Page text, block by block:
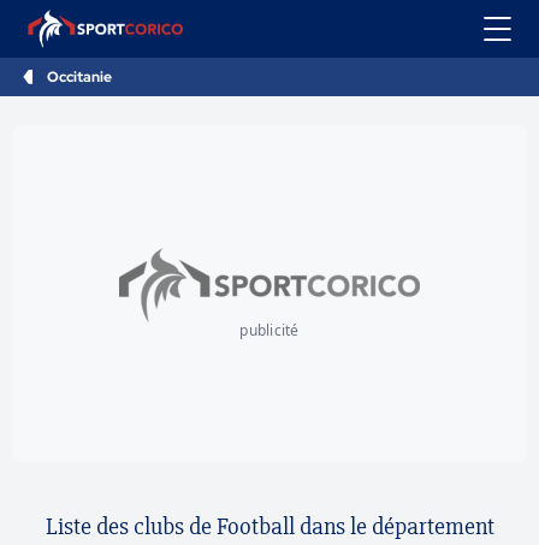
Occitanie
publicité
Liste des clubs de Football dans le département